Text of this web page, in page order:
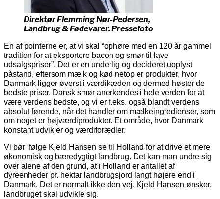
Direktør Flemming Nør-Pedersen,
Landbrug & Fødevarer. Pressefoto
En af pointerne er, at vi skal “ophøre med en 120 år gammel
tradition for at eksportere bacon og smør til lave
udsalgspriser”. Det er en underlig og decideret uoplyst
påstand, eftersom mælk og kød netop er produkter, hvor
Danmark ligger øverst i værdikæden og dermed høster de
bedste priser. Dansk smør anerkendes i hele verden for at
være verdens bedste, og vi er f.eks. også blandt verdens
absolut førende, når det handler om mælkeingredienser, som
om noget er højværdiprodukter. Et område, hvor Danmark
konstant udvikler og værdiforædler.
Vi bør ifølge Kjeld Hansen se til Holland for at drive et mere
økonomisk og bæredygtigt landbrug. Det kan man undre sig
over alene af den grund, at i Holland er antallet af
dyreenheder pr. hektar landbrugsjord langt højere end i
Danmark. Det er normalt ikke den vej, Kjeld Hansen ønsker,
landbruget skal udvikle sig.